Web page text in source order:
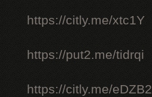
https://citly.me/xtc1Y
https://put2.me/tidrqi
https://citly.me/eDZB2